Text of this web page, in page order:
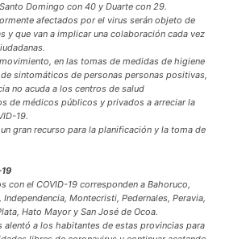
Domingo con 40 y Duarte con 29.
afectados por el virus serán objeto de
y que van a implicar una colaboración cada vez
en las tomas de medidas de higiene
sintomáticos de personas personas positivas,
no acuda a los centros de salud
de médicos públicos y privados a arreciar la
19.
gran recurso para la planificación y la toma de
con el COVID-19 corresponden a Bahoruco,
Montecristi, Pedernales, Peravia,
Hato Mayor y San José de Ocoa.
alentó a los habitantes de estas provincias para